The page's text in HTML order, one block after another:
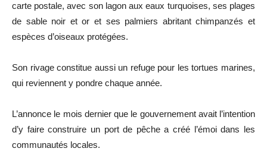
carte postale, avec son lagon aux eaux turquoises, ses plages
de sable noir et or et ses palmiers abritant chimpanzés et
espèces d’oiseaux protégées.
Son rivage constitue aussi un refuge pour les tortues marines,
qui reviennent y pondre chaque année.
L’annonce le mois dernier que le gouvernement avait l’intention
d’y faire construire un port de pêche a créé l’émoi dans les
communautés locales.